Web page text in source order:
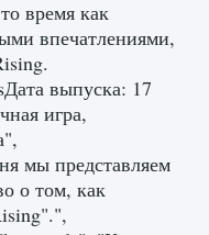
Valley
0
время как
впечатлениями,
выпуска: 17
игра,
мы представляем
о том, как